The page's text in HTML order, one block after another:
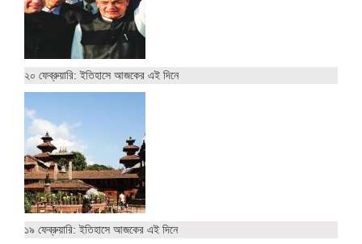
২০ ফেব্রুয়ারি: ইতিহাসে আজকের এই দিনে
১৯ ফেব্রুয়ারি: ইতিহাসে আজকের এই দিনে